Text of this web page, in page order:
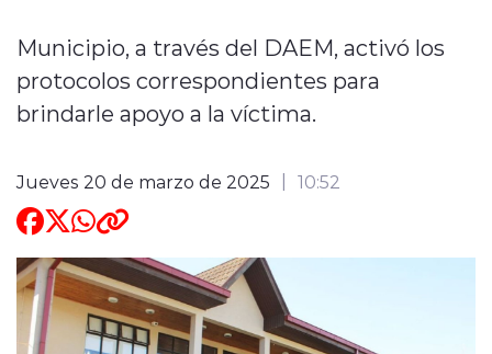
INTERNACIONAL
ENTREVISTAS
modo claro
Municipio, a través del DAEM, activó los
protocolos correspondientes para
brindarle apoyo a la víctima.
Jueves 20 de marzo de 2025 10:52